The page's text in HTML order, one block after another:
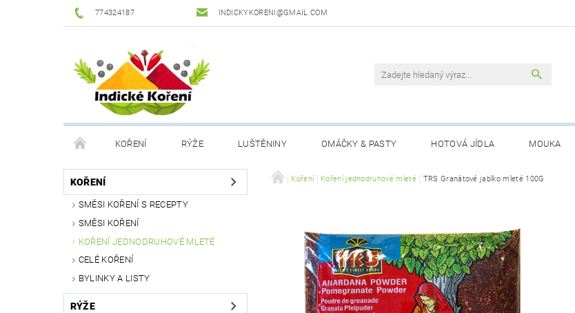
774324187 INDICKYKORENI@GMAIL.COM
KOŘENÍ RÝŽE LUŠTĚNINY OMÁČKY & PASTY HOTOVÁ JÍDLA MOUKA
DROGERIE PODMÍNKY OCHRANY OSOBNÍCH ÚDAJŮ OBCHODNÍ PODMÍNKY KONTAKTY
KOŘENÍ
SMĚSI KOŘENÍ S RECEPTY
SMĚSI KOŘENÍ
KOŘENÍ JEDNODRUHOVÉ MLETÉ
CELÉ KOŘENÍ
BYLINKY A LISTY
RÝŽE
Koření Koření jednodruhové mleté TRS Granátové jablko mleté 100G